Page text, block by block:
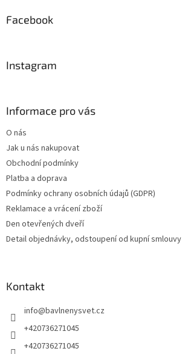
Facebook
Instagram
Informace pro vás
O nás
Jak u nás nakupovat
Obchodní podmínky
Platba a doprava
Podmínky ochrany osobních údajů (GDPR)
Reklamace a vrácení zboží
Den otevřených dveří
Detail objednávky, odstoupení od kupní smlouvy
Kontakt
info@bavlnenysvet.cz
+420736271045
+420736271045